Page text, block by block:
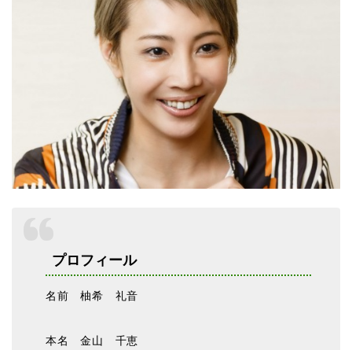
プロフィール
名前 柚希 礼音
本名 金山 千恵